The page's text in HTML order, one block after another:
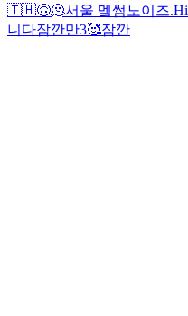
🇹🇭🙃🫠서울 멬썸노이즈.Hi
니다잠깐만3🥰잠깐